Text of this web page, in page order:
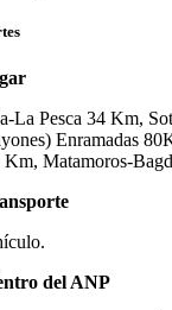
La Pesca 34 Km,
Enramadas
Km, Matamoros-
del ANP